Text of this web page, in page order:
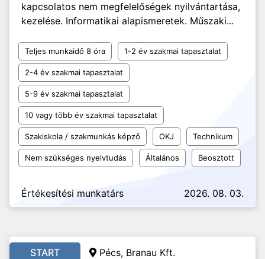
kapcsolatos nem megfelelőségek nyilvántartása,
kezelése. Informatikai alapismeretek. Műszaki...
Teljes munkaidő 8 óra 1-2 év szakmai tapasztalat
2-4 év szakmai tapasztalat
5-9 év szakmai tapasztalat
10 vagy több év szakmai tapasztalat
Szakiskola / szakmunkás képző OKJ Technikum
Nem szükséges nyelvtudás Általános Beosztott
Értékesítési munkatárs 2026. 08. 03.
START Pécs, Branau Kft.